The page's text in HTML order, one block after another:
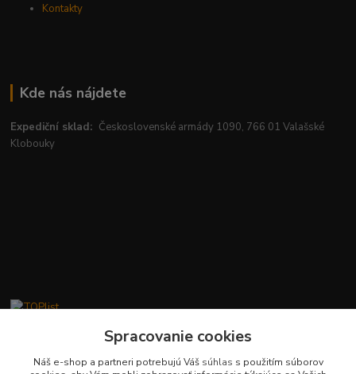
Kontakty
Kde nás nájdete
Expediční sklad: Československé armády 1090, 766 01 Valašské
Klobouky
Kontakty
Spracovanie cookies
Náš e-shop a partneri potrebujú Váš súhlas s použitím súborov